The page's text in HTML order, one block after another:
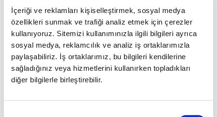
İçeriği ve reklamları kişiselleştirmek, sosyal medya
özellikleri sunmak ve trafiği analiz etmek için çerezler
kullanıyoruz. Sitemizi kullanımınızla ilgili bilgileri ayrıca
sosyal medya, reklamcılık ve analiz iş ortaklarımızla
paylaşabiliriz. İş ortaklarımız, bu bilgileri kendilerine
sağladığınız veya hizmetlerini kullanırken topladıkları
diğer bilgilerle birleştirebilir.